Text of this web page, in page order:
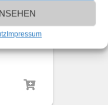
Impressum